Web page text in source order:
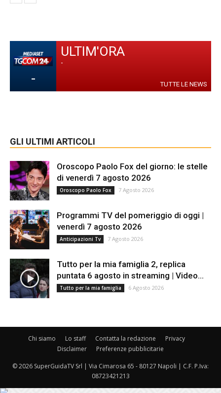
-
ULTIM'ORA
-
TUTTE LE NEWS
GLI ULTIMI ARTICOLI
Oroscopo Paolo Fox del giorno: le stelle
di venerdì 7 agosto 2026
Oroscopo Paolo Fox 7 Agosto 2026
Programmi TV del pomeriggio di oggi |
venerdì 7 agosto 2026
Anticipazioni Tv 7 Agosto 2026
Tutto per la mia famiglia 2, replica
puntata 6 agosto in streaming | Video...
Tutto per la mia famiglia 6 Agosto 2026
Chi siamo Lo staff Contatta la redazione
Privacy
Disclaimer
Preferenze pubblicitarie
© 2026 SuperGuidaTV Srl | Via Cimarosa 65 - 80127 Napoli | C.F. P.Iva:
08723421213